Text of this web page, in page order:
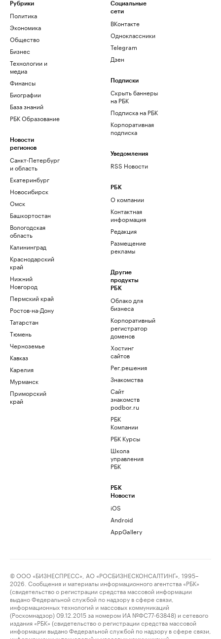
Рубрики
Политика
Экономика
Общество
Бизнес
Технологии и
медиа
Финансы
Биографии
База знаний
РБК Образование
Новости
регионов
Санкт-Петербург
и область
Екатеринбург
Новосибирск
Омск
Башкортостан
Вологодская
область
Калининград
Краснодарский
край
Нижний
Новгород
Пермский край
Ростов-на-Дону
Татарстан
Тюмень
Черноземье
Кавказ
Карелия
Мурманск
Приморский
край
Социальные
сети
ВКонтакте
Одноклассники
Telegram
Дзен
Подписки
Скрыть баннеры
на РБК
Подписка на РБК
Корпоративная
подписка
Уведомления
RSS Новости
РБК
О компании
Контактная
информация
Редакция
Размещение
рекламы
Другие
продукты
РБК
Облако для
бизнеса
Корпоративный
регистратор
доменов
Хостинг
сайтов
Рег.решения
Знакомства
Сайт
знакомств
podbor.ru
РБК
Компании
РБК Курсы
Школа
управления
РБК
РБК
Новости
iOS
Android
AppGallery
© ООО «БИЗНЕСПРЕСС», АО «РОСБИЗНЕСКОНСАЛТИНГ», 1995–
2026. Сообщения и материалы информационного агентства «РБК»
(свидетельство о регистрации средства массовой информации
выдано Федеральной службой по надзору в сфере связи,
информационных технологий и массовых коммуникаций
(Роскомнадзор) 09.12.2015 за номером ИА №ФС77-63848) и сетевого
издания «РБК» (свидетельство о регистрации средства массовой
информации выдано Федеральной службой по надзору в сфере связи,